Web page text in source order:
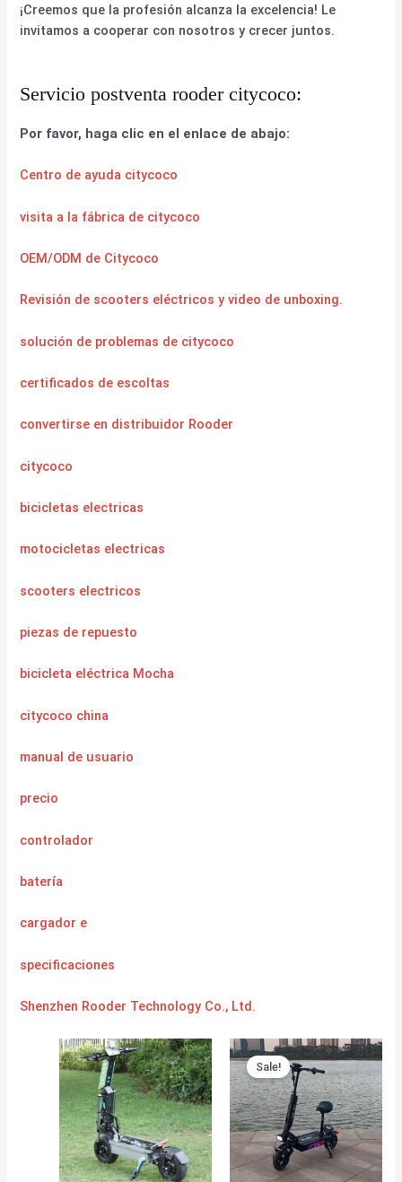
¡Creemos que la profesión alcanza la excelencia! Le
invitamos a cooperar con nosotros y crecer juntos.
Servicio postventa rooder citycoco:
Por favor, haga clic en el enlace de abajo:
Centro de ayuda citycoco
visita a la fábrica de citycoco
OEM/ODM de Citycoco
Revisión de scooters eléctricos y video de unboxing.
solución de problemas de citycoco
certificados de escoltas
convertirse en distribuidor Rooder
citycoco
bicicletas electricas
motocicletas electricas
scooters electricos
piezas de repuesto
bicicleta eléctrica Mocha
citycoco china
manual de usuario
precio
controlador
batería
cargador e
specificaciones
Shenzhen Rooder Technology Co., Ltd.
Sale!